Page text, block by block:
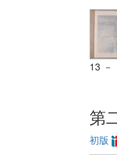
13 －
第
初版